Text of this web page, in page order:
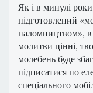
Як і в минулі
підготовлений
паломництвом», в
молитви цінні,
молебень буде
підписатися по
спеціального